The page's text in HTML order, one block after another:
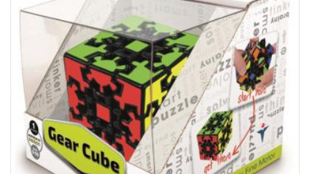
Carni
DianSheng
FangShi
Fidget Cube
Lim